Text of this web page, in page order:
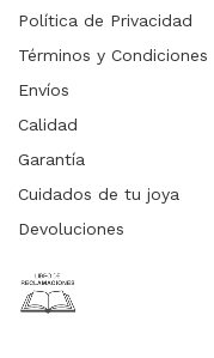
Política de Privacidad
Términos y Condiciones
Envíos
Calidad
Garantía
Cuidados de tu joya
Devoluciones